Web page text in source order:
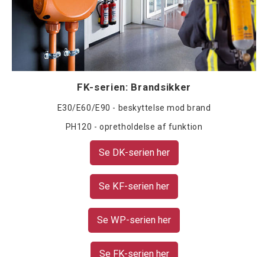
FK-serien: Brandsikker
E30/E60/E90 - beskyttelse mod brand
PH120 - opretholdelse af funktion
Se DK-serien her
Se KF-serien her
Se WP-serien her
Se FK-serien her